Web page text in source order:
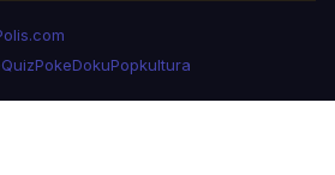
PokeDokuPopkultura